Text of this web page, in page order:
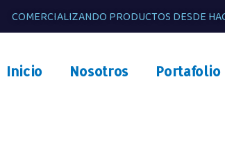
COMERCIALIZANDO PRODUCTOS DESDE
Inicio Nosotros Portafolio